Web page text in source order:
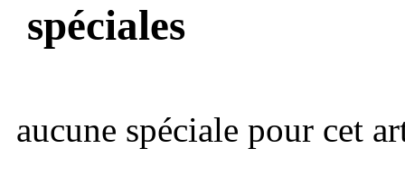
spéciales
aucune spéciale pour cet